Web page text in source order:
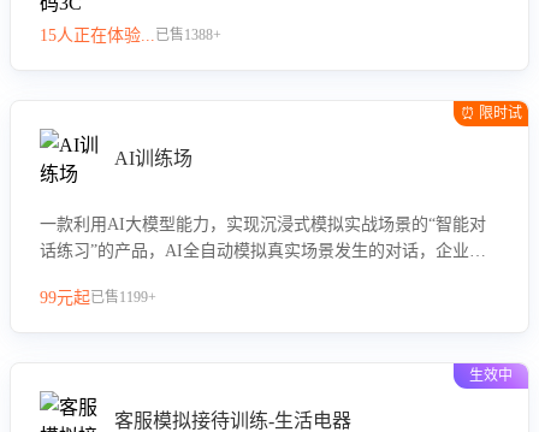
15人正在体验...已售1388+
⏰ 限时试
AI训练场
一款利用AI大模型能力，实现沉浸式模拟实战场景的“智能对
话练习”的产品，AI全自动模拟真实场景发生的对话，企业可
力。
99元起已售1199+
生效中
客服模拟接待训练-生活电器